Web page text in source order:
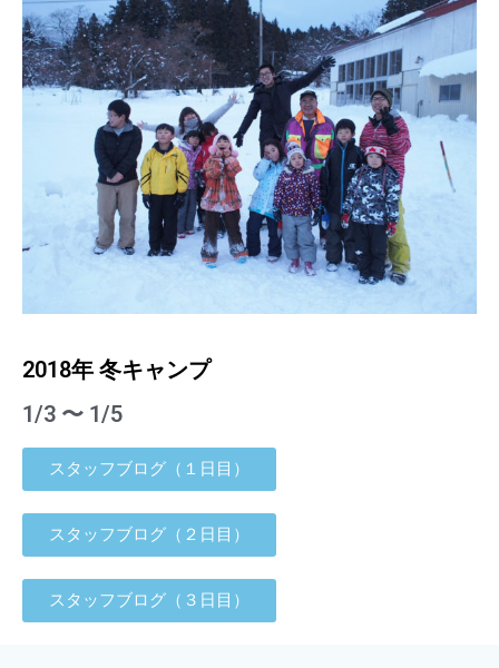
2018年 冬キャンプ
1/3 〜 1/5
スタッフブログ（１日目）
スタッフブログ（２日目）
スタッフブログ（３日目）